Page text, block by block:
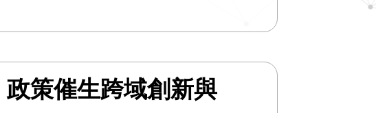
策催生跨域創新與